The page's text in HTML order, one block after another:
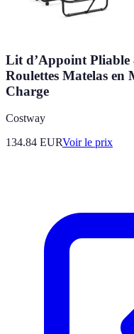
Lit d’Appoint
Roulettes Matelas en
Charge
Costway
134.84 EURVoir le prix